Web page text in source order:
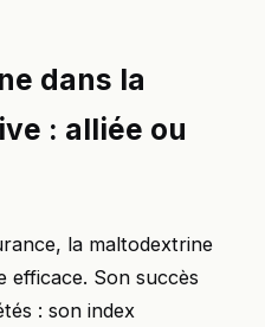
dans la
: alliée ou
la maltodextrine
efficace. Son succès
: son index